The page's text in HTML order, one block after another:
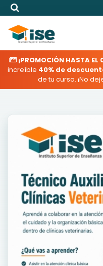
¡PROMOCIÓN HASTA EL
increíble 40% de
de tu curso. ¡No